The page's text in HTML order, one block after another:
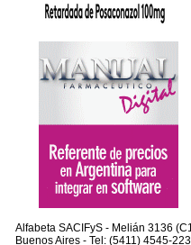
Alfabeta SACIFyS - Melián 3136
Buenos Aires - Tel: (5411) 4545-